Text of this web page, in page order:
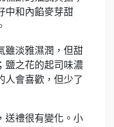
中和內餡麥芽甜
雖淡雅濕潤，但甜
鹽之花的起司味濃
人會喜歡，但少了
送禮很有變化。小